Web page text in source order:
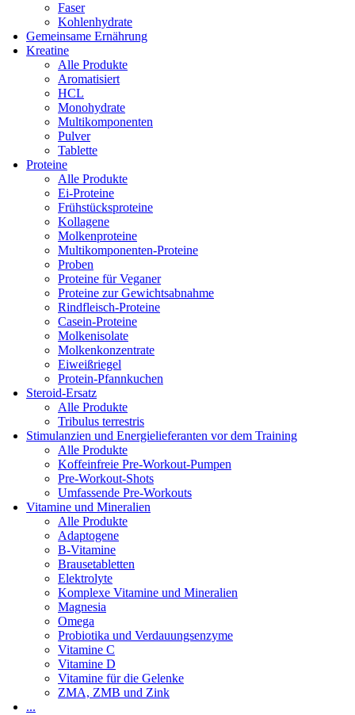
Faser
Kohlenhydrate
Gemeinsame Ernährung
Kreatine
Alle Produkte
Aromatisiert
HCL
Monohydrate
Multikomponenten
Pulver
Tablette
Proteine
Alle Produkte
Ei-Proteine
Frühstücksproteine
Kollagene
Molkenproteine
Multikomponenten-Proteine
Proben
Proteine für Veganer
Proteine zur Gewichtsabnahme
Rindfleisch-Proteine
Casein-Proteine
Molkenisolate
Molkenkonzentrate
Eiweißriegel
Protein-Pfannkuchen
Steroid-Ersatz
Alle Produkte
Tribulus terrestris
Stimulanzien und Energielieferanten vor dem Training
Alle Produkte
Koffeinfreie Pre-Workout-Pumpen
Pre-Workout-Shots
Umfassende Pre-Workouts
Vitamine und Mineralien
Alle Produkte
Adaptogene
B-Vitamine
Brausetabletten
Elektrolyte
Komplexe Vitamine und Mineralien
Magnesia
Omega
Probiotika und Verdauungsenzyme
Vitamine C
Vitamine D
Vitamine für die Gelenke
ZMA, ZMB und Zink
...